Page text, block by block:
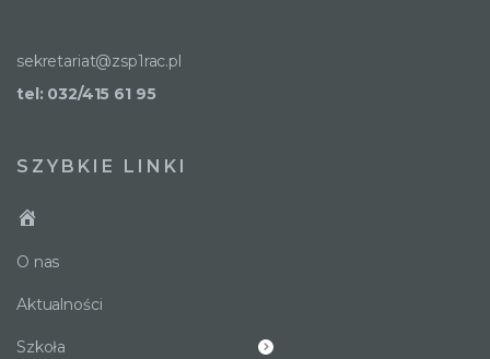
sekretariat@zsp1rac.pl
tel: 032/415 61 95
SZYBKIE LINKI
O nas
Aktualności
Szkoła